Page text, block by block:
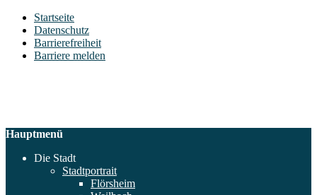
Startseite
Datenschutz
Barrierefreiheit
Barriere melden
Hauptmenü
Die Stadt
Stadtportrait
Flörsheim